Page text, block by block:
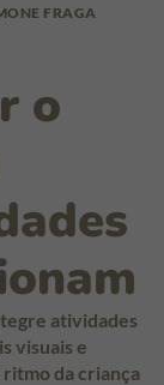
FRAGA
o
atividades
visuais e
ritmo da criança